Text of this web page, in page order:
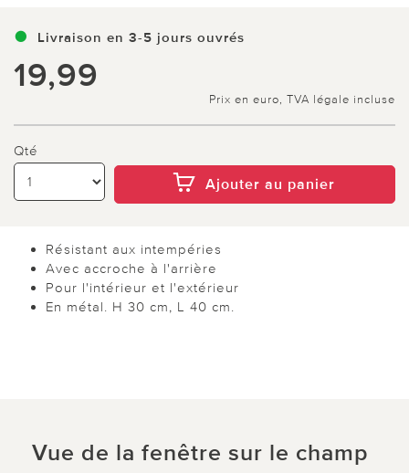
Livraison en 3-5 jours ouvrés
19,99
Prix en euro, TVA légale incluse
Qté
Ajouter au panier
Résistant aux intempéries
Avec accroche à l'arrière
Pour l'intérieur et l'extérieur
En métal. H 30 cm, L 40 cm.
Vue de la fenêtre sur le champ